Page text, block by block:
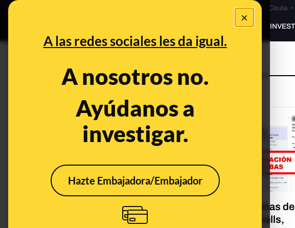
×
A las redes sociales les da igual.
A nosotros no.
Ayúdanos a
investigar.
Hazte Embajadora/Embajador
Especial Ceuta•Bulos Ceuta •
PREBUNKING
Manuel Castells
No, no hay pruebas de
que el Ministerio de
No hay pruebas
Manuel Castells,